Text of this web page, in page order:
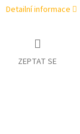
Detailní informace
ZEPTAT SE